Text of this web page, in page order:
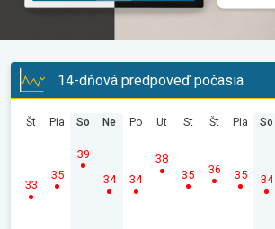
14-dňová predpoveď počasia
Št
33
Pia
35
So
39
Ne
34
Po
34
Ut
38
St
35
Št
36
Pia
35
So
34